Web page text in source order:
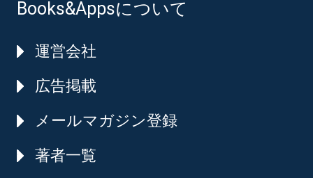
Books&Appsについて
運営会社
広告掲載
メールマガジン登録
著者一覧